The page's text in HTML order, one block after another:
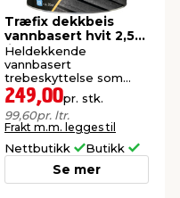
Træfix dekkbeis
vannbasert hvit 2,5
liter
Heldekkende
vannbasert
trebeskyttelse som
egner seg godt til nytt
treverk.
249,00pr. stk.
99,60pr. ltr.
Frakt m.m. legges til
Nettbutikk Butikk
Se mer